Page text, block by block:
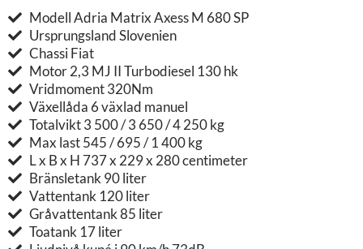
Modell Adria Matrix Axess M 680 SP
Ursprungsland Slovenien
Chassi Fiat
Motor 2,3 MJ II Turbodiesel 130 hk
Vridmoment 320Nm
Växellåda 6 växlad manuel
Totalvikt 3 500 / 3 650 / 4 250 kg
Max last 545 / 695 / 1 400 kg
L x B x H 737 x 229 x 280 centimeter
Bränsletank 90 liter
Vattentank 120 liter
Gråvattentank 85 liter
Toatank 17 liter